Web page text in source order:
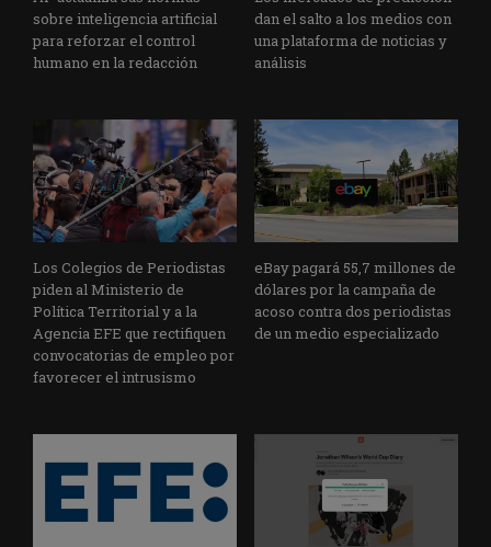
sobre inteligencia artificial
para reforzar el control
humano en la redacción
dan el salto a los medios con
una plataforma de noticias y
análisis
Los Colegios de Periodistas
piden al Ministerio de
Política Territorial y a la
Agencia EFE que rectifiquen
convocatorias de empleo por
favorecer el intrusismo
eBay pagará 55,7 millones de
dólares por la campaña de
acoso contra dos periodistas
de un medio especializado